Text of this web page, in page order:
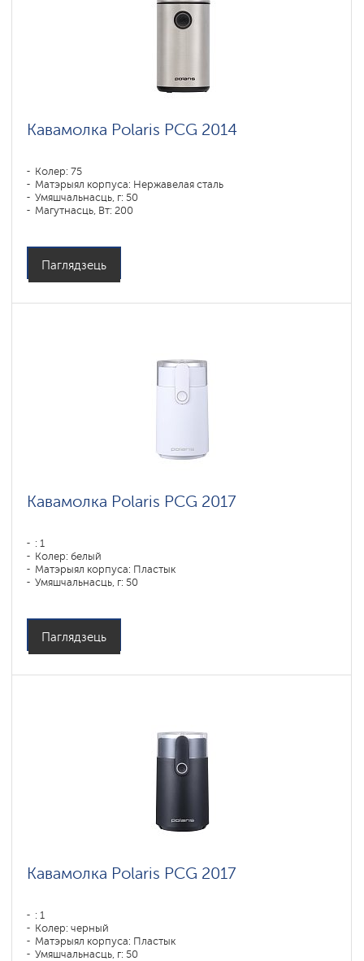
Кавамолка Polaris PCG 2014
Колер: 75
Матэрыял корпуса: Нержавелая сталь
Умяшчальнасць, г: 50
Магутнасць, Вт: 200
Паглядзець
Кавамолка Polaris PCG 2017
: 1
Колер: белый
Матэрыял корпуса: Пластык
Умяшчальнасць, г: 50
Емкость бункера для зерен: 250 гр
Паглядзець
Кавамолка Polaris PCG 2017
: 1
Колер: черный
Матэрыял корпуса: Пластык
Умяшчальнасць, г: 50